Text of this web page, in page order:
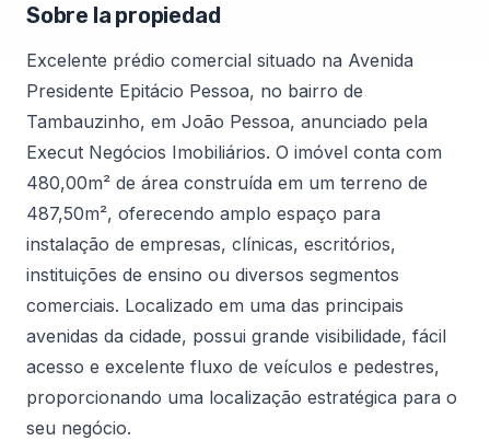
Sobre la propiedad
Excelente prédio comercial situado na Avenida
Presidente Epitácio Pessoa, no bairro de
Tambauzinho, em João Pessoa, anunciado pela
Execut Negócios Imobiliários. O imóvel conta com
480,00m² de área construída em um terreno de
487,50m², oferecendo amplo espaço para
instalação de empresas, clínicas, escritórios,
instituições de ensino ou diversos segmentos
comerciais. Localizado em uma das principais
avenidas da cidade, possui grande visibilidade, fácil
acesso e excelente fluxo de veículos e pedestres,
proporcionando uma localização estratégica para o
seu negócio.